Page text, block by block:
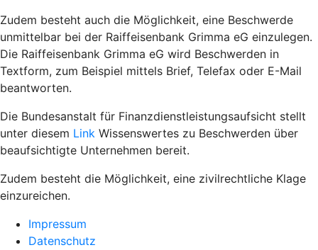
Zudem besteht auch die Möglichkeit, eine Beschwerde
unmittelbar bei der Raiffeisenbank Grimma eG einzulegen.
Die Raiffeisenbank Grimma eG wird Beschwerden in
Textform, zum Beispiel mittels Brief, Telefax oder E-Mail
beantworten.
Die Bundesanstalt für Finanzdienstleistungsaufsicht stellt
unter diesem Link Wissenswertes zu Beschwerden über
beaufsichtigte Unternehmen bereit.
Zudem besteht die Möglichkeit, eine zivilrechtliche Klage
einzureichen.
Impressum
Datenschutz